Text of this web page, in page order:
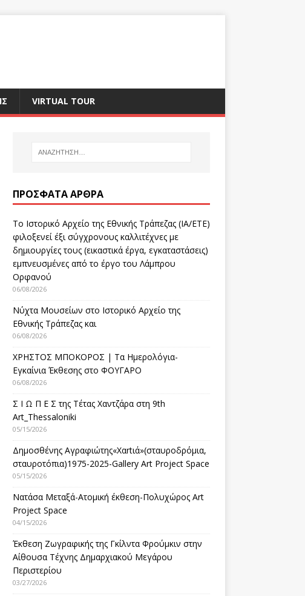
VIRTUAL TOUR
ΠΡΌΣΦΑΤΑ ΆΡΘΡΑ
Το Ιστορικό Αρχείο της Εθνικής Τράπεζας (ΙΑ/ΕΤΕ)
φιλοξενεί έξι σύγχρονους καλλιτέχνες με
δημιουργίες τους (εικαστικά έργα, εγκαταστάσεις)
εμπνευσμένες από το έργο του Λάμπρου
Ορφανού
06/08/2026
Νύχτα Μουσείων στο Ιστορικό Αρχείο της
Εθνικής Τράπεζας και
06/08/2026
ΧΡΗΣΤΟΣ ΜΠΟΚΟΡΟΣ | Τα Ημερολόγια-
Εγκαίνια Έκθεσης στο ΦΟΥΓΑΡΟ
06/08/2026
Σ Ι Ω Π Ε Σ της Τέτας Χαντζάρα στη 9th
Art_Thessaloniki
05/15/2026
Δημοσθένης Αγραφιώτης«Xαrtιά»(σταυροδρόμια,
σταυροτόπια)1975-2025-Gallery Art Project Space
05/15/2026
Νατάσα Μεταξά-Ατομική έκθεση-Πολυχώρος Art
Project Space
04/15/2026
Έκθεση Ζωγραφικής της Γκίλντα Φρούμκιν στην
Αίθουσα Τέχνης Δημαρχιακού Μεγάρου
Περιστερίου
03/27/2026